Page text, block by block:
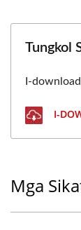
Tungkol
I-
I-
Mga